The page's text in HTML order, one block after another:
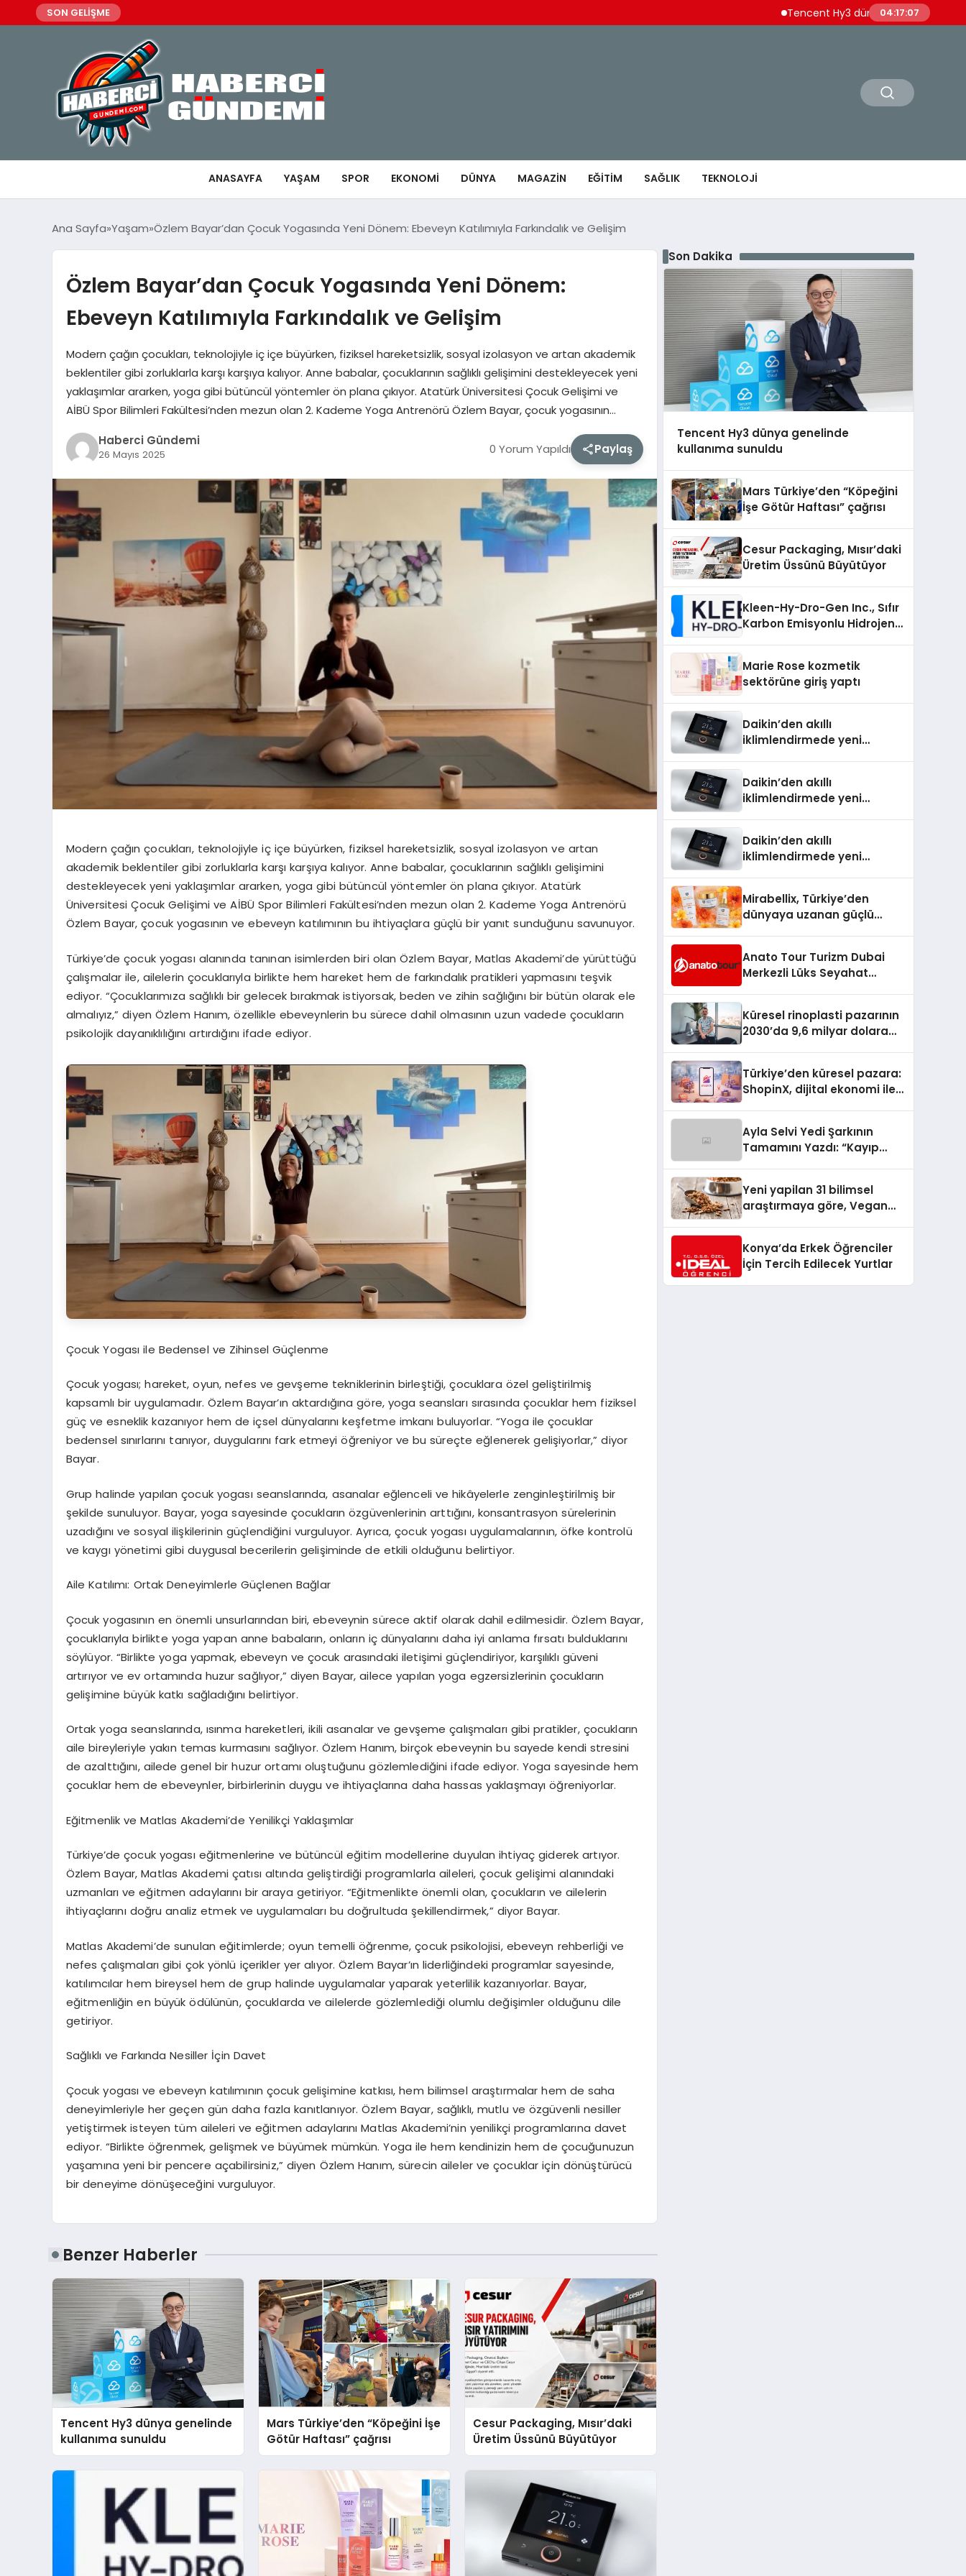
SON GELİŞME Tencent Hy3 dünya genelinde kullanıma
04:17:08
ANASAYFA YAŞAM SPOR EKONOMI DÜNYA MAGAZIN EĞITIM SAĞLIK TEKNOLOJI
Ana Sayfa Yaşam Özlem Bayar’dan Çocuk Yogasında Yeni Dönem: Ebeveyn Katılımıyla Farkındalık ve Gelişim
Özlem Bayar’dan Çocuk Yogasında Yeni Dönem:
Ebeveyn Katılımıyla Farkındalık ve Gelişim
Modern çağın çocukları, teknolojiyle iç içe büyürken, fiziksel hareketsizlik, sosyal izolasyon ve artan akademik
beklentiler gibi zorluklarla karşı karşıya kalıyor. Anne babalar, çocuklarının sağlıklı gelişimini destekleyecek yeni
yaklaşımlar ararken, yoga gibi bütüncül yöntemler ön plana çıkıyor. Atatürk Üniversitesi Çocuk Gelişimi ve
AİBÜ Spor Bilimleri Fakültesi’nden mezun olan 2. Kademe Yoga Antrenörü Özlem Bayar, çocuk yogasının…
Haberci Gündemi
26 Mayıs 2025 0 Yorum Yapıldı Paylaş
Modern çağınçocukları, teknolojiyle iç içe büyürken, fiziksel hareketsizlik, sosyal izolasyon ve artan
akademik beklentiler gibi zorluklarla karşıkarşıya kalıyor. Anne babalar, çocuklarının sağlıklı gelişimini
destekleyecek yeni yaklaşımlar ararken, yoga gibi bütüncül yöntemlerön planaçıkıyor. Atatürk
ÜniversitesiÇocuk Gelişimi ve AİBÜ Spor Bilimleri Fakültesi’nden mezun olan 2. Kademe Yoga Antrenörü
Özlem Bayar,çocuk yogasının ve ebeveyn katılımının bu ihtiyaçlara güçlübir yanıt sunduğunu savunuyor.
Türkiye’deçocuk yogası alanında tanınan isimlerden biri olanÖzlem Bayar, Matlas Akademi’de yürüttüğü
çalışmalar ile, ailelerin çocuklarıyla birlikte hem hareket hem de farkındalık pratikleri yapmasını teşvik
ediyor. “Çocuklarımıza sağlıklı bir gelecek bırakmak istiyorsak, beden ve zihin sağlığını bir bütün olarak ele
almalıyız,”diyen Özlem Hanım,özellikle ebeveynlerin bu sürece dahil olmasının uzun vadede çocukların
psikolojik dayanıklılığınıartırdığını ifade ediyor.
Çocuk Yogasıile Bedensel ve Zihinsel Güçlenme
Çocuk yogası; hareket, oyun, nefes ve gevşeme tekniklerinin birleştiği,çocuklara özel geliştirilmiş
kapsamlı bir uygulamadır. Özlem Bayar’ın aktardığına göre, yoga seansları sırasında çocuklar hem fiziksel
güçve esneklik kazanıyor hem de içsel dünyalarınıkeşfetme imkanıbuluyorlar. “Yoga ile çocuklar
bedensel sınırlarını tanıyor, duygularını fark etmeyiöğreniyor ve bu süreçte eğlenerek gelişiyorlar,”diyor
Bayar.
Grup halinde yapılançocuk yogası seanslarında, asanalar eğlenceli ve hikâyelerle zenginleştirilmişbir
şekilde sunuluyor. Bayar, yoga sayesinde çocuklarınözgüvenlerinin arttığını, konsantrasyon sürelerinin
uzadığınıve sosyal ilişkilerinin güçlendiğini vurguluyor. Ayrıca,çocuk yogası uygulamalarının, öfke kontrolü
ve kaygı yönetimi gibi duygusal becerilerin gelişiminde de etkili olduğunu belirtiyor.
Aile Katılımı: Ortak Deneyimlerle Güçlenen Bağlar
Çocuk yogasının en önemli unsurlarından biri, ebeveynin sürece aktif olarak dahil edilmesidir.Özlem Bayar,
çocuklarıyla birlikte yoga yapan anne babaların, onların iç dünyalarınıdaha iyi anlama fırsatıbulduklarını
söylüyor.“Birlikte yoga yapmak, ebeveyn ve çocuk arasındaki iletişimi güçlendiriyor, karşılıklı güveni
artırıyor ve ev ortamında huzur sağlıyor,” diyen Bayar, ailece yapılan yoga egzersizlerinin çocukların
gelişimine büyük katkı sağladığınıbelirtiyor.
Ortak yoga seanslarında, ısınma hareketleri, ikili asanalar ve gevşemeçalışmaları gibi pratikler, çocukların
aile bireyleriyle yakın temas kurmasını sağlıyor. Özlem Hanım, birçok ebeveynin bu sayede kendi stresini
de azalttığını, ailede genel bir huzur ortamı oluştuğunu gözlemlediğini ifade ediyor. Yoga sayesinde hem
çocuklar hem de ebeveynler, birbirlerinin duygu ve ihtiyaçlarına daha hassas yaklaşmayı öğreniyorlar.
Eğitmenlik ve Matlas Akademi’de Yenilikçi Yaklaşımlar
Türkiye’deçocuk yogası eğitmenlerine ve bütüncül eğitim modellerine duyulan ihtiyaçgiderek artıyor.
Özlem Bayar, Matlas Akademi çatısı altında geliştirdiği programlarla aileleri,çocuk gelişimi alanındaki
uzmanlarıve eğitmen adaylarını bir araya getiriyor.“Eğitmenlikte önemli olan,çocukların ve ailelerin
ihtiyaçlarını doğru analiz etmek ve uygulamaları bu doğrultuda şekillendirmek,” diyor Bayar.
Matlas Akademi’de sunulan eğitimlerde; oyun temelliöğrenme,çocuk psikolojisi, ebeveyn rehberliği ve
nefesçalışmaları gibi çok yönlü içerikler yer alıyor.Özlem Bayar’ın liderliğindeki programlar sayesinde,
katılımcılar hem bireysel hem de grup halinde uygulamalar yaparak yeterlilik kazanıyorlar. Bayar,
eğitmenliğin en büyüködülünün, çocuklarda ve ailelerde gözlemlediği olumlu değişimler olduğunu dile
getiriyor.
Sağlıklı ve Farkında Nesiller İçin Davet
Çocuk yogasıve ebeveyn katılımının çocuk gelişimine katkısı, hem bilimsel araştırmalar hem de saha
deneyimleriyle her geçen gün daha fazla kanıtlanıyor.Özlem Bayar, sağlıklı, mutlu ve özgüvenli nesiller
yetiştirmek isteyen tüm aileleri ve eğitmen adaylarınıMatlas Akademi’nin yenilikçi programlarına davet
ediyor. “Birlikte öğrenmek, gelişmek ve büyümek mümkün. Yoga ile hem kendinizin hem de çocuğunuzun
yaşamına yeni bir pencere açabilirsiniz,” diyen Özlem Hanım, sürecin aileler veçocuklar için dönüştürücü
bir deneyime dönüşeceğini vurguluyor.
Benzer Haberler
Tencent Hy3 dünya genelinde
kullanıma sunuldu
Mars Türkiye’den “Köpeğini İşe
Götür Haftası” çağrısı
Cesur Packaging, Mısır’daki
Üretim Üssünü Büyütüyor
Son Dakika
Tencent Hy3 dünya genelinde
kullanıma sunuldu
Mars Türkiye’den “Köpeğini
İşe Götür Haftası” çağrısı
Cesur Packaging, Mısır’daki
Üretim Üssünü Büyütüyor
Kleen-Hy-Dro-Gen Inc., Sıfır
Karbon Emisyonlu Hidrojen
Aldı
Marie Rose kozmetik
sektörüne giriş yaptı
Daikin’den akıllı
iklimlendirmede yeni
Daikin’den akıllı
iklimlendirmede yeni
Daikin’den akıllı
iklimlendirmede yeni
Mirabellix, Türkiye’den
dünyaya uzanan güçlü
Anato Tour Turizm Dubai
Merkezli Lüks Seyahat
Küresel rinoplasti pazarının
2030’da 9,6 milyar dolara
Türkiye’den küresel pazara:
ShopinX, dijital ekonomi ile
Ayla Selvi Yedi Şarkının
Tamamını Yazdı: “Kayıp
Yeni yapilan 31 bilimsel
araştırmaya göre, Vegan
Sindirildiğini Ortaya Koydu
Konya’da Erkek Öğrenciler
İçin Tercih Edilecek Yurtlar